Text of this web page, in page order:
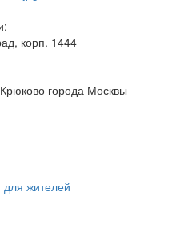
корп. 1444
города Москвы
жителей